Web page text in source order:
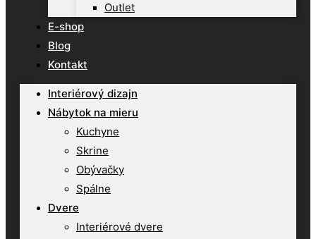
Outlet
E-shop
Blog
Kontakt
Interiérový dizajn
Nábytok na mieru
Kuchyne
Skrine
Obývačky
Spálne
Dvere
Interiérové dvere